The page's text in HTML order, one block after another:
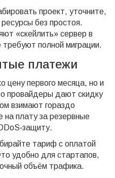
проект, уточните,
без простоя.
«скейлить» сервер в
полной миграции.
платежи
цену первого месяца, но и
провайдеры дают скидку
взимают гораздо
плату за резервные
тариф с оплатой
удобно для стартапов,
объём трафика.